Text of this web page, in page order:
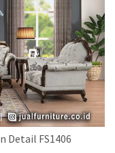
Detail FS1406